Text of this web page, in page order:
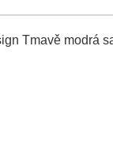
Tmavě modrá